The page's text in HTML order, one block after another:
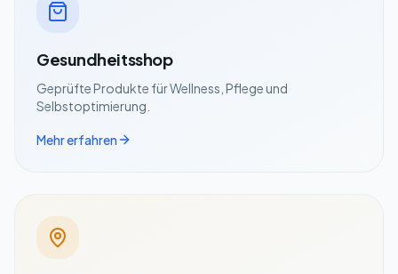
Gesundheitsshop
Geprüfte Produkte für Wellness, Pflege und
Selbstoptimierung.
Mehr erfahren